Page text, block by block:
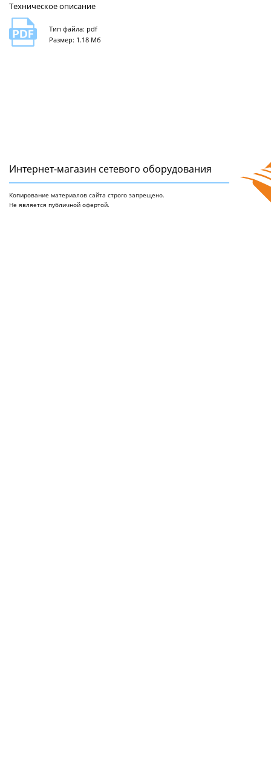
Техническое описание
Тип файла: pdf
Размер: 1.18 Мб
Интернет-магазин сетeвого оборудования
Копирование материалов сайта строго запрещено.
Не является публичной офертой.